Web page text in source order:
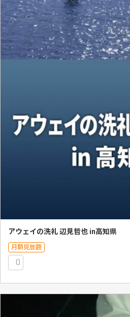
アウェイの洗礼 辺見哲也 in高知県
月額見放題
0